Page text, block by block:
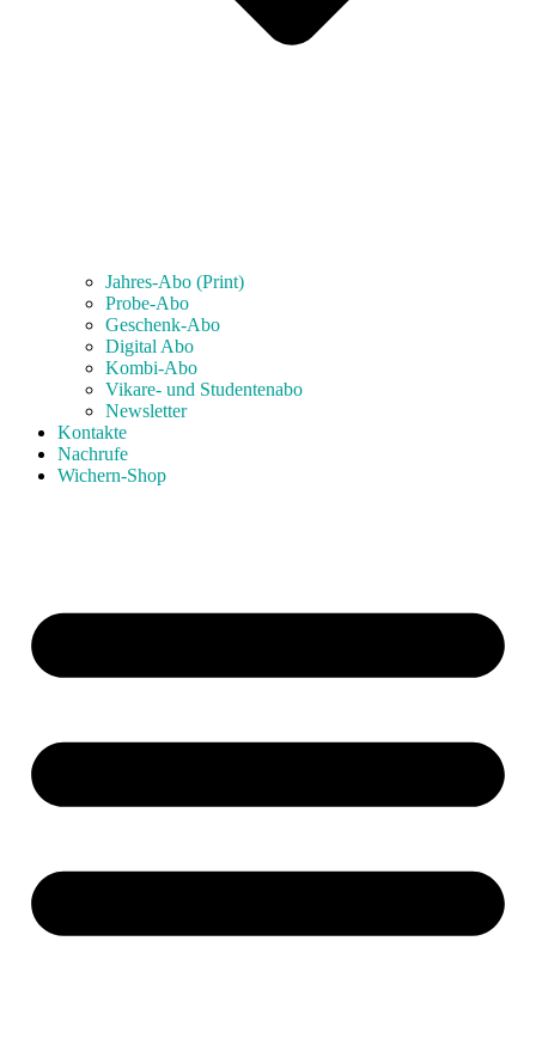
Jahres-Abo (Print)
Probe-Abo
Geschenk-Abo
Digital Abo
Kombi-Abo
Vikare- und Studentenabo
Newsletter
Kontakte
Nachrufe
Wichern-Shop